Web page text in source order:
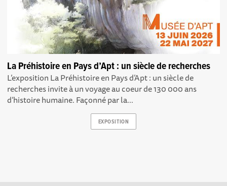
La Préhistoire en Pays d’Apt : un siècle de recherches
L’exposition La Préhistoire en Pays d’Apt : un siècle de
recherches invite à un voyage au coeur de 130 000 ans
d’histoire humaine. Façonné par la...
EXPOSITION